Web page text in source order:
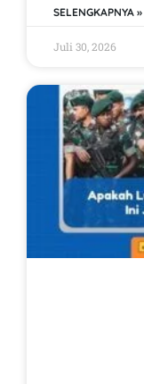
SELENGKAPNYA »
Juli 30, 2026